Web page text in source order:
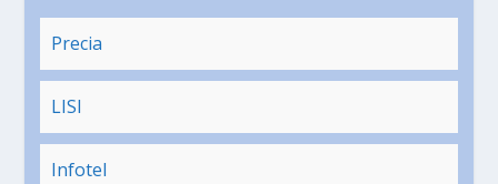
Precia
LISI
Infotel